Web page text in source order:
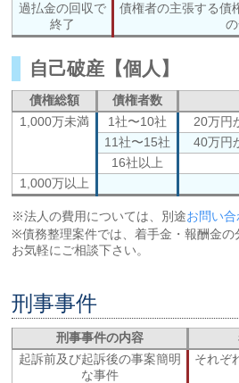
過払金の回収で
終了
債権者の主張する債
自己破産【個人】
債権総額 債権者数
1,000万未満
1社〜10社
20万円
11社〜15社
40万円
16社以上
1,000万以上
※法人の費用については、別途お問い
※債務整理案件では、着手金・報酬金の
お気軽にご相談下さい。
刑事事件
刑事事件の内容
起訴前及び起訴後の事案簡明
な事件
それぞ